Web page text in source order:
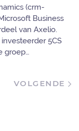
(crm-
Business
van Axelio.
5CS
groep…
VOLGENDE